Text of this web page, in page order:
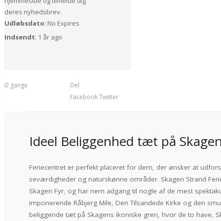
deres nyhedsbrev.
Udløbsdato: No Expires
Indsendt: 1 år ago
gange
Del
FacebookTwitter
Ideel Beliggenhed tæt på
Feriecentret er perfekt placeret for dem, der ønsker at
seværdigheder og naturskønne områder. Skagen Strand
Skagen Fyr, og har nem adgang til nogle af de mest
imponerende Råbjerg Mile, Den Tilsandede Kirke og den
beliggende tæt på Skagens ikoniske gren, hvor de to have,